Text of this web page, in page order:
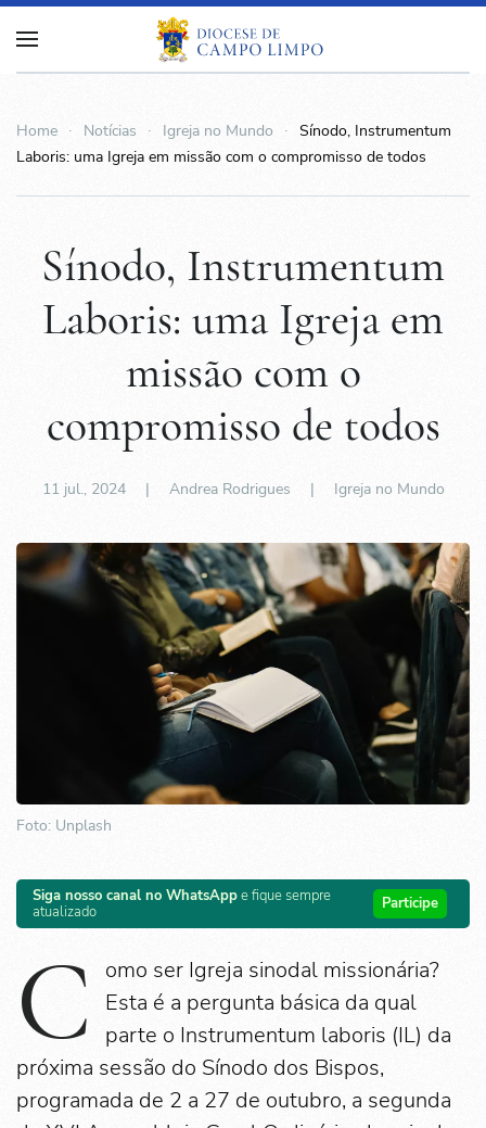
Home Notícias Igreja no Mundo
Sínodo, Instrumentum
Laboris: uma Igreja em missão com o compromisso de todos
Sínodo, Instrumentum
Laboris: uma Igreja em
missão com o
compromisso de todos
11 jul., 2024| Andrea Rodrigues | Igreja no Mundo
Foto: Unplash
Siga nosso canal no WhatsAppe fique sempre
atualizado
Participe
C
omo ser Igreja sinodal missionária?
Esta é a pergunta básica da qual
parte o Instrumentum laboris (IL) da
próxima sessão do Sínodo dos Bispos,
programada de 2 a 27 de outubro, a segunda